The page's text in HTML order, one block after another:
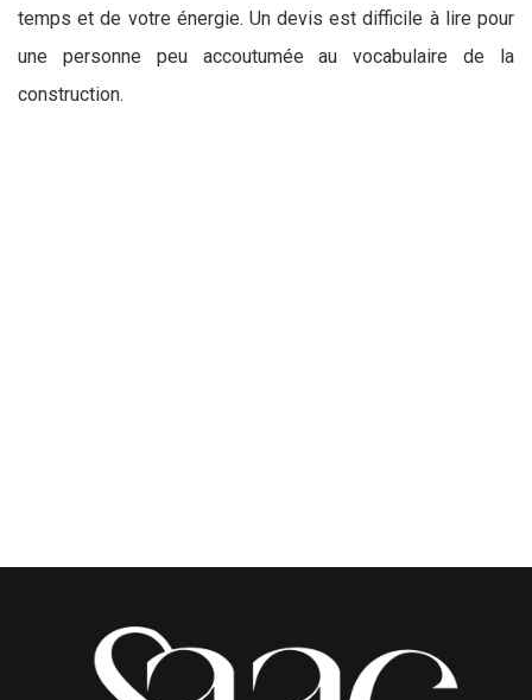
temps et de votre énergie. Un devis est difficile à lire pour
une personne peu accoutumée au vocabulaire de la
construction.